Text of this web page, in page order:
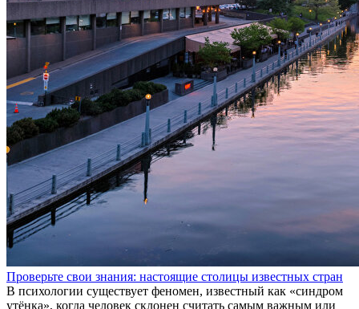
Проверьте свои знания: настоящие столицы известных стран
В психологии существует феномен, известный как «синдром
утёнка», когда человек склонен считать самым важным или